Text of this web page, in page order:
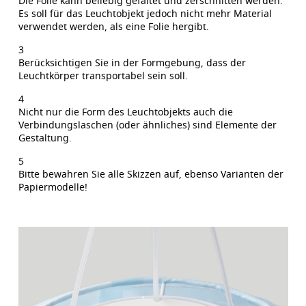
Es soll für das Leuchtobjekt jedoch nicht mehr Material
verwendet werden, als eine Folie hergibt.
3
Berücksichtigen Sie in der Formgebung, dass der
Leuchtkörper transportabel sein soll.
4
Nicht nur die Form des Leuchtobjekts auch die
Verbindungslaschen (oder ähnliches) sind Elemente der
Gestaltung.
5
Bitte bewahren Sie alle Skizzen auf, ebenso Varianten der
Papiermodelle!